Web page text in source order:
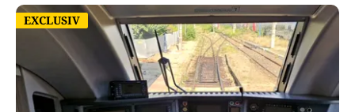
EXCLUSIV
EXCLUSIV